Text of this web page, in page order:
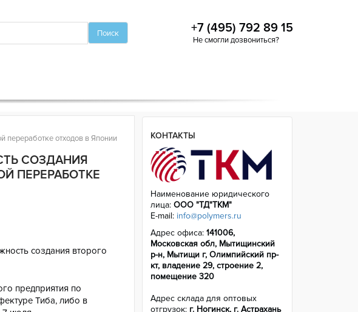
+7 (495) 792 89 15
Не смогли дозвониться?
переработке отходов в Японии
СОЗДАНИЯ
ПЕРЕРАБОТКЕ
создания второго
предприятия по
Тиба, либо в
КОНТАКТЫ
Наименование юридического
лица: ООО "ТД"ТКМ"
E-mail: info@polymers.ru
Адрес офиса: 141006,
Московская обл, Мытищинский
р-н, Мытищи г, Олимпийский пр-
кт, владение 29, строение 2,
помещение 320
Адрес склада для оптовых
отгрузок: г. Ногинск, г. Астрахань